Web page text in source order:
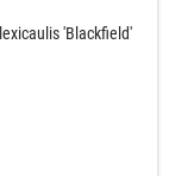
'Blackfield'